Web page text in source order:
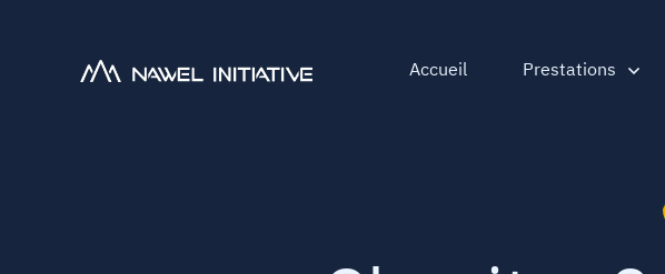
Accueil Prestations